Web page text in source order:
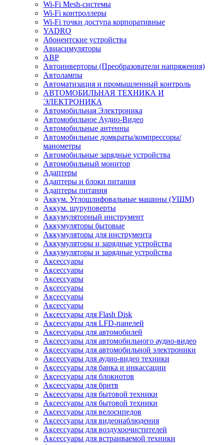
Wi-Fi Mesh-системы
Wi-Fi контроллеры
Wi-Fi точки доступа корпоративные
YADRO
Абонентские устройства
Авиасимуляторы
АВР
Автоинверторы (Преобразователи напряжения)
Автолампы
Автоматизация и промышленный контроль
АВТОМОБИЛЬНАЯ ТЕХНИКА И
ЭЛЕКТРОНИКА
Автомобильная Электроника
Автомобильное Аудио-Видео
Автомобильные антенны
Автомобильные домкраты/компрессоры/
манометры
Автомобильные зарядные устройства
Автомобильный монитор
Адаптеры
Адаптеры и блоки питания
Адаптеры питания
Аккум. Углошлифовальные машины (УШМ)
Аккум. шуруповерты
Аккумуляторный инструмент
Аккумуляторы бытовые
Аккумуляторы для инструмента
Аккумуляторы и зарядные устройства
Аккумуляторы и зарядные устройства
Аксессуары
Аксессуары
Аксессуары
Аксессуары
Аксессуары
Аксессуары
Аксессуары для Flash Disk
Аксессуары для LFD-панелей
Аксессуары для автомобилей
Аксессуары для автомобильного аудио-видео
Аксессуары для автомобильной электроники
Аксессуары для аудио-видео техники
Аксессуары для банка и инкассации
Аксессуары для блокнотов
Аксессуары для бритв
Аксессуары для бытовой техники
Аксессуары для бытовой техники
Аксессуары для велосипедов
Аксессуары для видеонаблюдения
Аксессуары для воздухоочистителей
Аксессуары для встраиваемой техники